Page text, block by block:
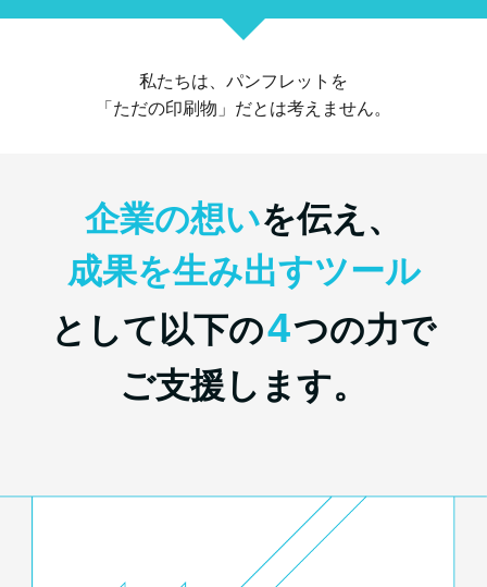
私たちは、パンフレットを
「ただの印刷物」だとは考えません。
企業の想いを伝え、
成果を生み出すツール
として以下の4つの力で
ご支援します。